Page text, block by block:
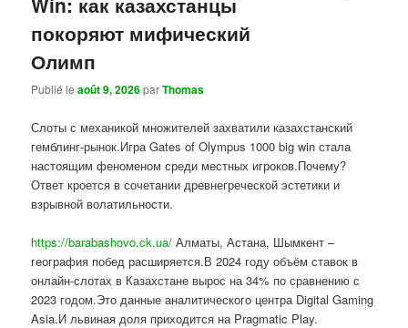
покоряют мифический
Олимп
Publié leaoût 9, 2026parThomas
Слоты с механикой множителей захватили казахстанский
гемблинг-рынок.Игра Gates of Olympus 1000 big win стала
настоящим феноменом среди местных игроков.Почему?
Ответ кроется в сочетании древнегреческой эстетики и
взрывной волатильности.
https://barabashovo.ck.ua/ Алматы, Астана, Шымкент –
география побед расширяется.В 2024 году объём ставок в
онлайн-слотах в Казахстане вырос на 34% по сравнению с
2023 годом.Это данные аналитического центра Digital Gaming
Asia.И львиная доля приходится на Pragmatic Play.